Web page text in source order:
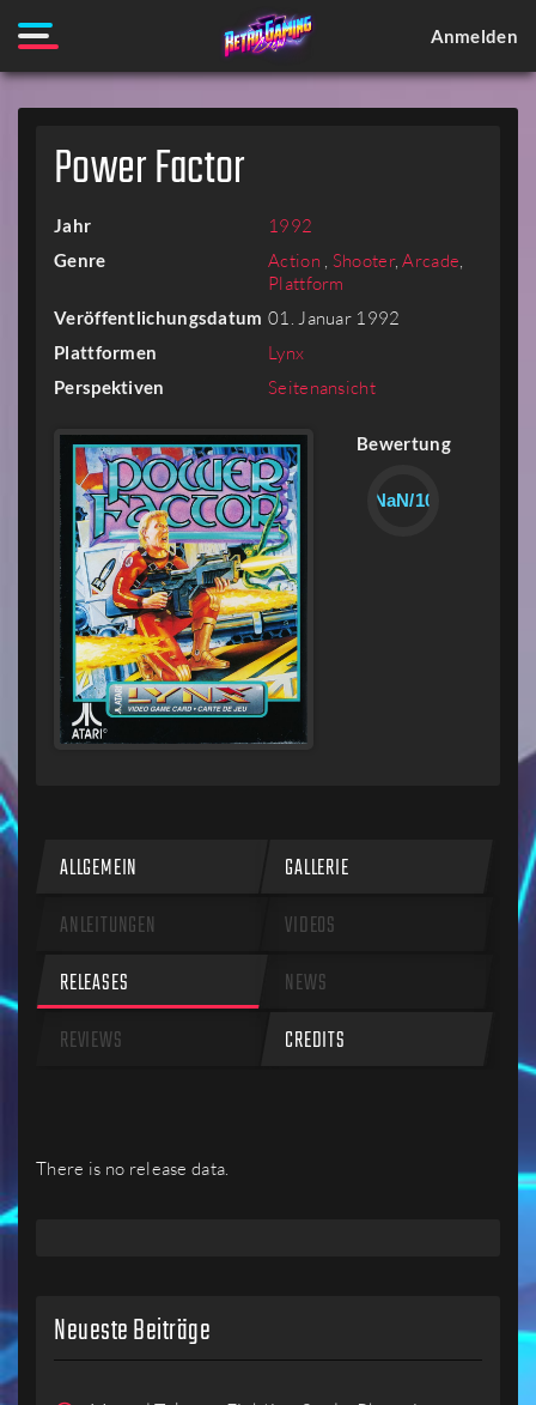
Anmelden
Power Factor
Jahr 1992
Genre Action , Shooter,Arcade,
Plattform
Veröffentlichungsdatum 01. Januar 1992
Plattformen Lynx
Perspektiven Seitenansicht
Bewertung
NaN/10
ALLGEMEIN
GALLERIE
ANLEITUNGEN
VIDEOS
RELEASES
NEWS
REVIEWS
CREDITS
There is no release data.
Neueste Beiträge